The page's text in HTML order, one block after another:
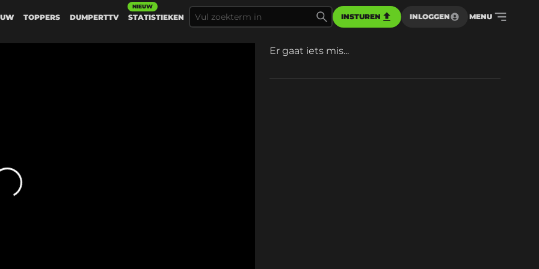
TOPPERS DUMPERTTV STATISTIEKEN
NIEUW
INSTUREN INLOGGEN MENU
Er gaat iets mis...